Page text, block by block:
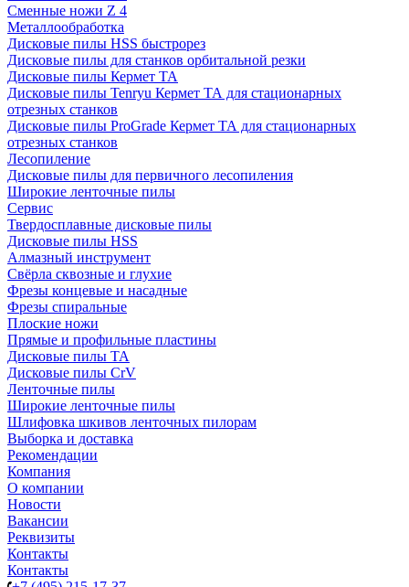
Сменные ножи Z 4
Металлообработка
Дисковые пилы HSS быстрорез
Дисковые пилы для станков орбитальной резки
Дисковые пилы Кермет ТА
Дисковые пилы Tenryu Кермет ТА для стационарных
отрезных станков
Дисковые пилы ProGrade Кермет ТА для стационарных
отрезных станков
Лесопиление
Дисковые пилы для первичного лесопиления
Широкие ленточные пилы
Сервис
Твердосплавные дисковые пилы
Дисковые пилы HSS
Алмазный инструмент
Свёрла сквозные и глухие
Фрезы концевые и насадные
Фрезы спиральные
Плоские ножи
Прямые и профильные пластины
Дисковые пилы TA
Дисковые пилы CrV
Ленточные пилы
Широкие ленточные пилы
Шлифовка шкивов ленточных пилорам
Выборка и доставка
Рекомендации
Компания
О компании
Новости
Вакансии
Реквизиты
Контакты
Контакты